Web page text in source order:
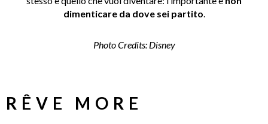
dimenticare da dove sei partito.
Photo Credits: Disney
RÊVE MORE